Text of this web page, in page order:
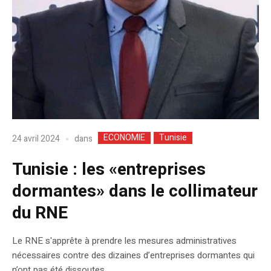
24 avril 2024 dans ECONOMIE Tunisie
Tunisie : les «entreprises
dormantes» dans le collimateur
du RNE
Le RNE s'apprête à prendre les mesures administratives
nécessaires contre des dizaines d’entreprises dormantes qui